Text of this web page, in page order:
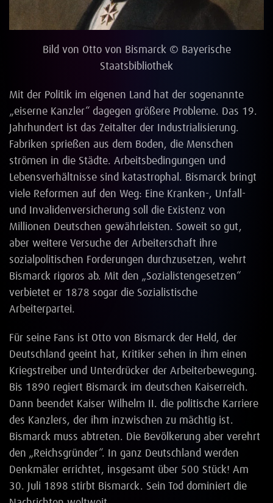
Bild von Otto von Bismarck © Bayerische
Staatsbibliothek
Mit der Politik im eigenen Land hat der sogenannte
„eiserne Kanzler“ dagegen größere Probleme. Das 19.
Jahrhundert ist das Zeitalter der Industrialisierung.
Fabriken sprießen aus dem Boden, die Menschen
strömen in die Städte. Arbeitsbedingungen und
Lebensverhältnisse sind katastrophal. Bismarck bringt
viele Reformen auf den Weg: Eine Kranken-, Unfall-
und Invalidenversicherung soll die Existenz von
Millionen Deutschen gewährleisten. Soweit so gut,
aber weitere Versuche der Arbeiterschaft ihre
sozialpolitischen Forderungen durchzusetzen, wehrt
Bismarck rigoros ab. Mit den „Sozialistengesetzen“
verbietet er 1878 sogar die Sozialistische
Arbeiterpartei.
Für seine Fans ist Otto von Bismarck der Held, der
Deutschland geeint hat, Kritiker sehen in ihm einen
Kriegstreiber und Unterdrücker der Arbeiterbewegung.
Bis 1890 regiert Bismarck im deutschen Kaiserreich.
Dann beendet Kaiser Wilhelm II. die politische Karriere
des Kanzlers, der ihm inzwischen zu mächtig ist.
Bismarck muss abtreten. Die Bevölkerung aber verehrt
den „Reichsgründer“. In ganz Deutschland werden
Denkmäler errichtet, insgesamt über 500 Stück! Am
30. Juli 1898 stirbt Bismarck. Sein Tod dominiert die